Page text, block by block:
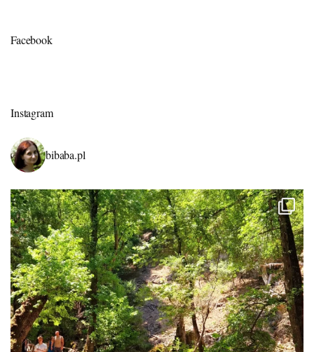
Facebook
Instagram
bibaba.pl